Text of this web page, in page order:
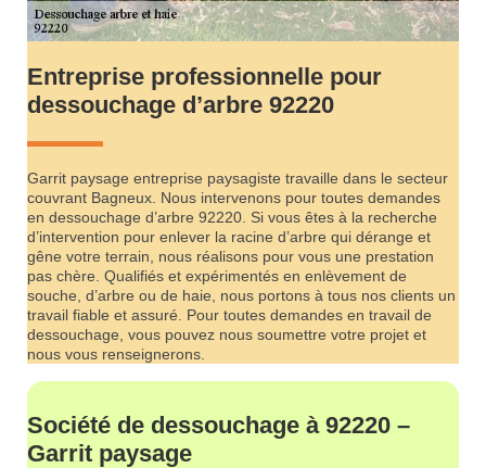
Entreprise professionnelle pour
dessouchage d’arbre 92220
Garrit paysage entreprise paysagiste travaille dans le secteur
couvrant Bagneux. Nous intervenons pour toutes demandes
en dessouchage d’arbre 92220. Si vous êtes à la recherche
d’intervention pour enlever la racine d’arbre qui dérange et
gêne votre terrain, nous réalisons pour vous une prestation
pas chère. Qualifiés et expérimentés en enlèvement de
souche, d’arbre ou de haie, nous portons à tous nos clients un
travail fiable et assuré. Pour toutes demandes en travail de
dessouchage, vous pouvez nous soumettre votre projet et
nous vous renseignerons.
Société de dessouchage à 92220 –
Garrit paysage